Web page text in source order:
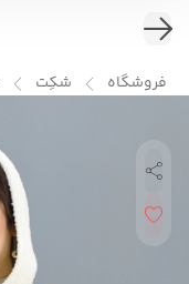
فروشگاه شکِت